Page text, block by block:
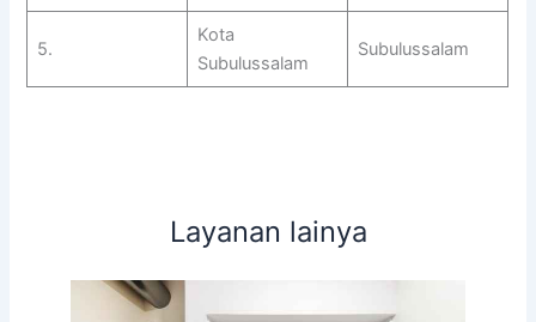
5.
Kota
Subulussalam
Subulussalam
Layanan lainya